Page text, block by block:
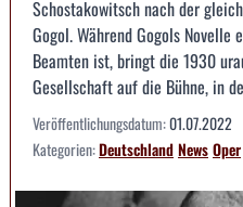
Schostakowitsch nach der
Gogol. Während Gogols
Beamten ist, bringt die 1930
Gesellschaft auf die Bühne, in
Veröffentlichungsdatum:01.07.2022
Kategorien:DeutschlandNewsOper